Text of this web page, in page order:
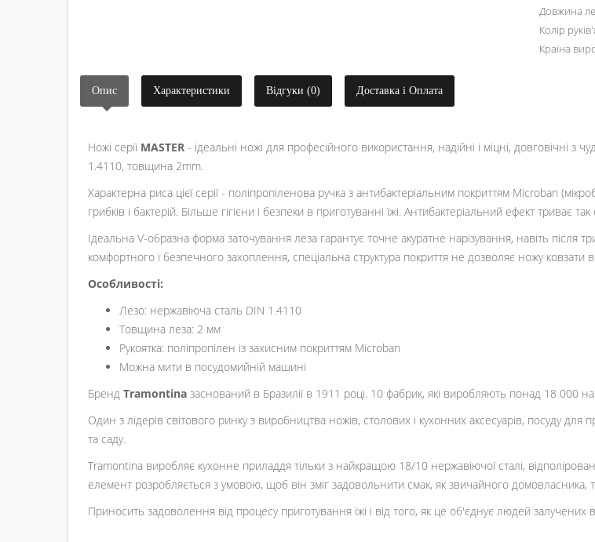
Довжина
Колір
Країна
Опис Характеристики Відгуки (0) Доставка і Оплата
Ножі серії MASTER - ідеальні ножі для професійного використання, надійні і міцні, довговічні
1.4110, товщина 2mm.
Характерна риса цієї серії - поліпропіленова ручка з антибактеріальним покриттям Microban
грибків і бактерій. Більше гігієни і безпеки в приготуванні їжі. Антибактеріальний ефект триває
Ідеальна V-образна форма заточування леза гарантує точне акуратне нарізування, навіть після
комфортного і безпечного захоплення, спеціальна структура покриття не дозволяє ножу ковзати в
Особливості:
Лезо: нержавіюча сталь DIN 1.4110
Товщина леза: 2 мм
Рукоятка: поліпропілен із захисним покриттям Microban
Можна мити в посудомийній машині
Бренд Tramontina заснований в Бразилії в 1911 році. 10 фабрик, які виробляють понад 18 000
Один з лідерів світового ринку з виробництва ножів, столових і кухонних аксесуарів, посуду для
та саду.
Tramontina виробляє кухонне приладдя тільки з найкращою 18/10 нержавіючої сталі,
елемент розробляється з умовою, щоб він зміг задовольнити смак, як звичайного домовласника,
Приносить задоволення від процесу приготування їжі і від того, як це об'єднує людей залучених